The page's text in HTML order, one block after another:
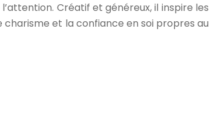
Créatif et généreux, il inspire les
charisme et la confiance en soi propres au